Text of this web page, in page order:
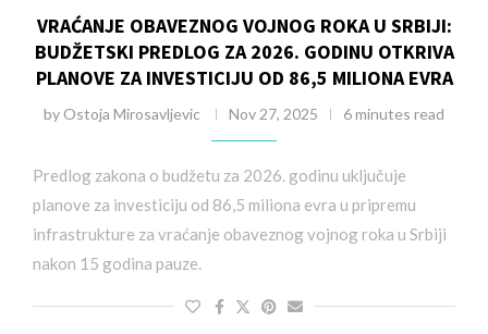
VRAĆANJE OBAVEZNOG VOJNOG ROKA U SRBIJI:
BUDŽETSKI PREDLOG ZA 2026. GODINU OTKRIVA
PLANOVE ZA INVESTICIJU OD 86,5 MILIONA EVRA
by Ostoja Mirosavljevic Nov 27, 2025 6 minutes read
Predlog zakona o budžetu za 2026. godinu uključuje
planove za investiciju od 86,5 miliona evra u pripremu
infrastrukture za vraćanje obaveznog vojnog roka u Srbiji
nakon 15 godina pauze.